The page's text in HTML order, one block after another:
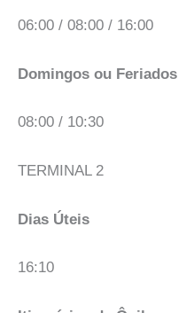
06:00 / 08:00 / 16:00
Domingos ou Feriados
08:00 / 10:30
TERMINAL 2
Dias Úteis
16:10